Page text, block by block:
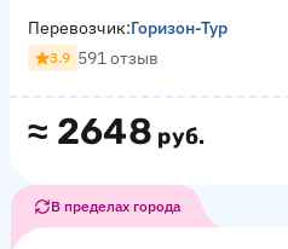
≈ 2648 руб.
Перевозчик:Горизон-Тур
3.9 591 отзыв
В пределах города